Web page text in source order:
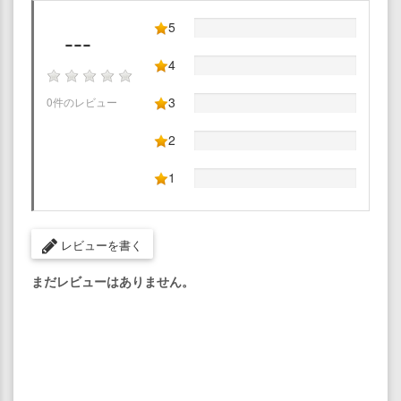
---
0件のレビュー
5
4
3
2
1
レビューを書く
まだレビューはありません。